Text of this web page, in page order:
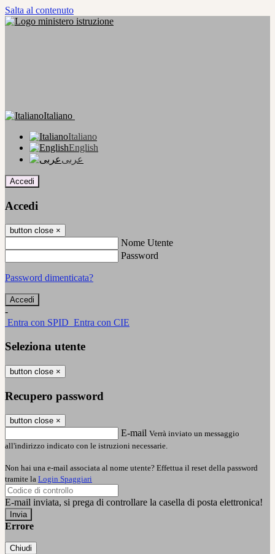
Salta al contenuto
Italiano
Italiano
English
عربى
Accedi
Accedi
button close ×
Nome Utente
Password
Password dimenticata?
-
Entra con SPID Entra con CIE
Seleziona utente
button close ×
Recupero password
button close ×
E-mail Verrà inviato un messaggio
all'indirizzo indicato con le istruzioni necessarie.
Non hai una e-mail associata al nome utente? Effettua il reset della password
tramite la Login Spaggiari
E-mail inviata, si prega di controllare la casella di posta elettronica!
Errore
Chiudi